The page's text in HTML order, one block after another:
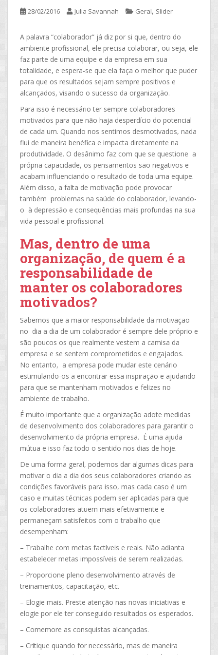
28/02/2016 Julia Savannah Geral, Slider
A palavra “colaborador” já diz por si que, dentro do
ambiente profissional, ele precisa colaborar, ou seja, ele
faz parte de uma equipe e da empresa em sua
totalidade, e espera-se que ela faça o melhor que puder
para que os resultados sejam sempre positivos e
alcançados, visando o sucesso da organização.
Para isso é necessário ter sempre colaboradores
motivados para que não haja desperdício do potencial
de cada um. Quando nos sentimos desmotivados, nada
flui de maneira benéfica e impacta diretamente na
produtividade. O desânimo faz com que se questione a
própria capacidade, os pensamentos são negativos e
acabam influenciando o resultado de toda uma equipe.
Além disso, a falta de motivação pode provocar
também problemas na saúde do colaborador, levando-
o à depressão e consequências mais profundas na sua
vida pessoal e profissional.
Mas, dentro de uma
organização, de quem é a
responsabilidade de
manter os colaboradores
motivados?
Sabemos que a maior responsabilidade da motivação
no dia a dia de um colaborador é sempre dele próprio e
são poucos os que realmente vestem a camisa da
empresa e se sentem comprometidos e engajados.
No entanto, a empresa pode mudar este cenário
estimulando-os a encontrar essa inspiração e ajudando
para que se mantenham motivados e felizes no
ambiente de trabalho.
É muito importante que a organização adote medidas
de desenvolvimento dos colaboradores para garantir o
desenvolvimento da própria empresa. É uma ajuda
mútua e isso faz todo o sentido nos dias de hoje.
De uma forma geral, podemos dar algumas dicas para
motivar o dia a dia dos seus colaboradores criando as
condições favoráveis para isso, mas cada caso é um
caso e muitas técnicas podem ser aplicadas para que
os colaboradores atuem mais efetivamente e
permaneçam satisfeitos com o trabalho que
desempenham:
– Trabalhe com metas factíveis e reais. Não adianta
estabelecer metas impossíveis de serem realizadas.
– Proporcione pleno desenvolvimento através de
treinamentos, capacitação, etc.
– Elogie mais. Preste atenção nas novas iniciativas e
elogie por ele ter conseguido resultados os esperados.
– Comemore as consquistas alcançadas.
– Critique quando for necessário, mas de maneira